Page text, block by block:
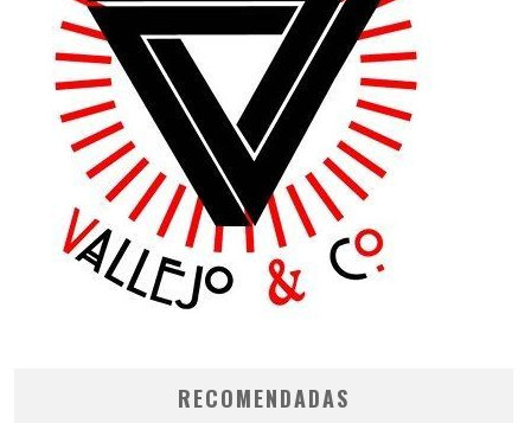
RECOMENDADAS